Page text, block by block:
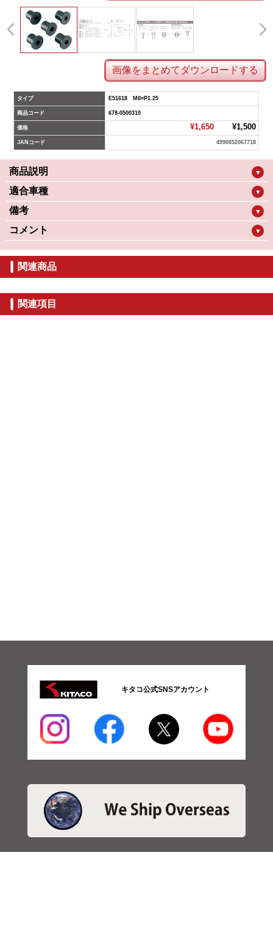
画像をまとめてダウンロードする
タイプ E51618 M8×P1.25
商品コード 678-0500310
価格 ¥1,650¥1,500
JANコード 4990852067718
商品説明 ▼
適合車種 ▼
備考 ▼
コメント ▼
関連商品
関連項目
キタコ公式SNSアカウント